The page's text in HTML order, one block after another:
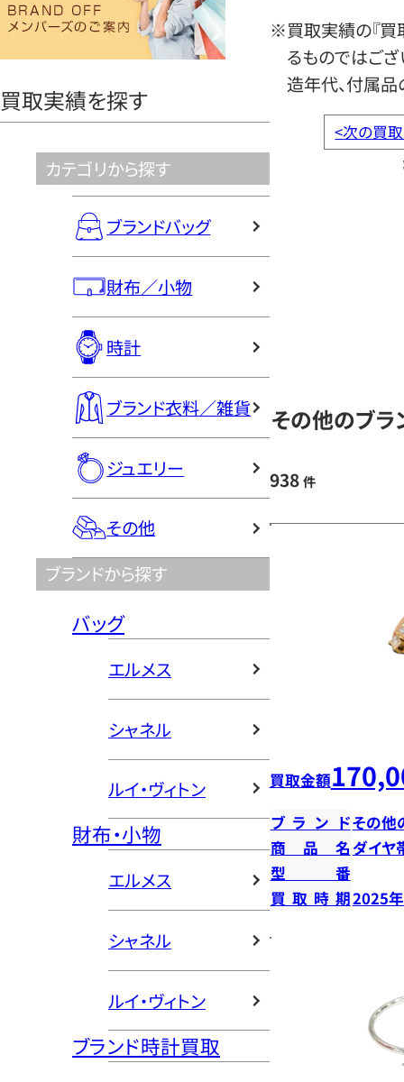
ヤ
買取実績を探す
カテゴリから探す
ブランドバッグ
財布／小物
時計
ブランド衣料／雑貨
ジュエリー
その他
ブランドから探す
バッグ
エルメス
シャネル
ルイ・ヴィトン
財布・小物
エルメス
シャネル
ルイ・ヴィトン
ブランド時計買取
※買取実績の『買
るものではござ
造年代、付属品
<次の買
その他のブラ
938 件
買取金額
ブランドその他
商品名ダイヤ
型番
買取時期2025